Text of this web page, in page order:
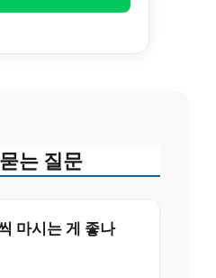
는 질문
마시는 게 좋나